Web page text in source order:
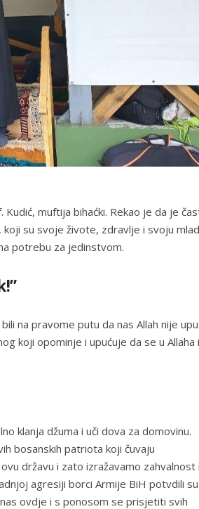
muftija bihaćki. Rekao je da je
su svoje živote, zdravlje i svoju
potrebu za jedinstvom.
na pravome putu da nas Allah nije
koji opominje i upućuje da se u Allaha i
klanja džuma i uči dova za domovinu.
bosanskih patriota koji čuvaju
državu i zato izražavamo zahvalnost i
agresiji borci Armije BiH potvdili su
ovdje i s ponosom se prisjetiti svih